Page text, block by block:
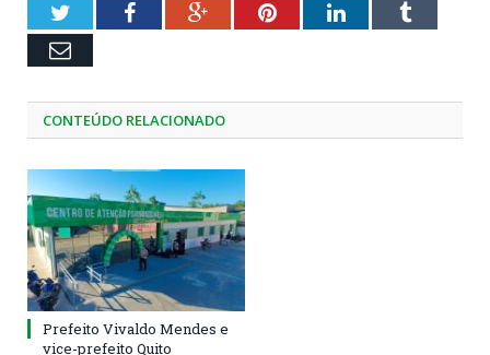
TwitterFacebookGoogle+PinterestLinkedInTumblr
Email
CONTEÚDO RELACIONADO
Prefeito Vivaldo Mendes e
vice-prefeito Quito